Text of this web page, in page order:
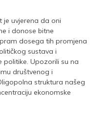
je uvjerena da oni
i donose bitne
dosega tih promjena
sustava i
politike. Upozorili su na
društvenog i
struktura našeg
ekonomske